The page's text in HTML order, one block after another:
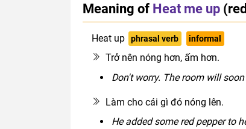
Meaning of Heat me up
Heat up phrasal verb informal
Trở nên nóng hơn, ấm hơn.
Don't worry. The room will
Làm cho cái gì đó nóng lên.
He added some red pepper to